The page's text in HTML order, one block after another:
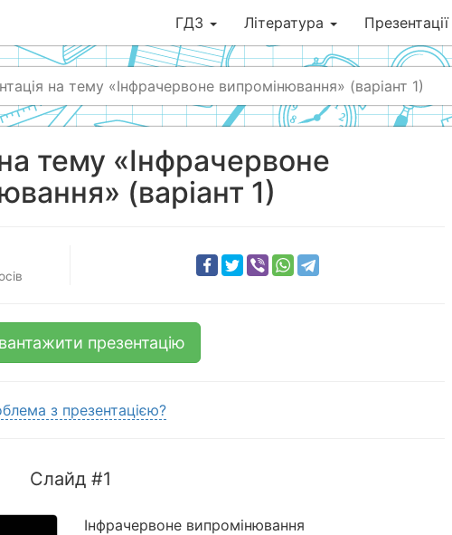
ГДЗ Література Презентації
на тему «Інфрачервоне випромінювання» (варіант 1)
тему «Інфрачервоне
(варіант 1)
презентацію
з презентацією?
Слайд #1
Інфрачервоне випромінювання